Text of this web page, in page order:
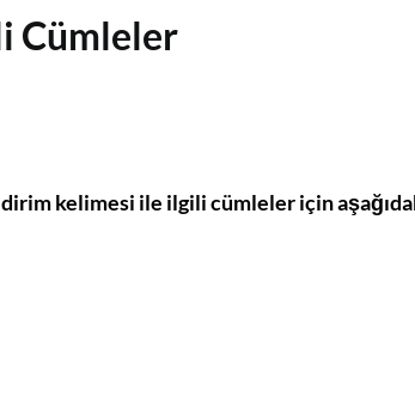
Cümleler
kelimesi ile ilgili cümleler için